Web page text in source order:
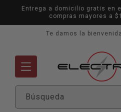
directamente
al contenido
Entrega a domicilio gratis en
compras mayores a
Te damos la
Búsqueda